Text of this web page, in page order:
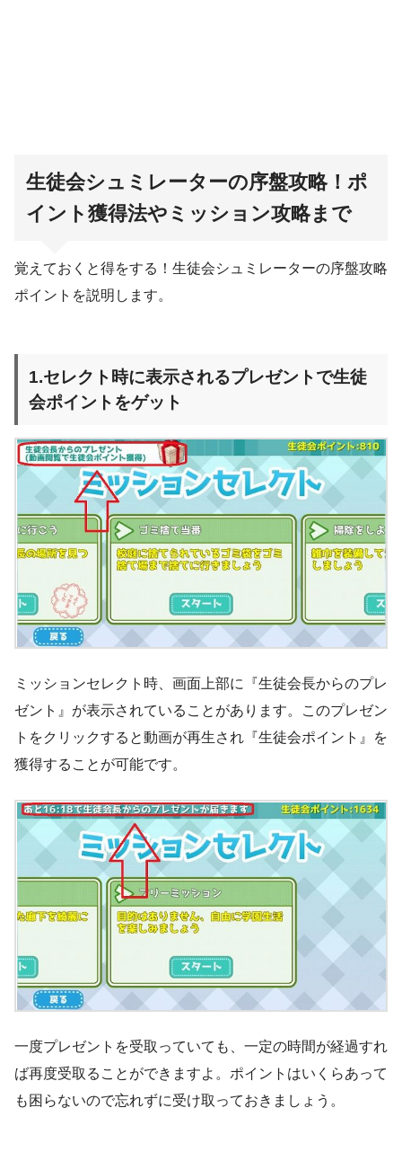
生徒会シュミレーターの序盤攻略！ポ
イント獲得法やミッション攻略まで
覚えておくと得をする！生徒会シュミレーターの序盤攻略
ポイントを説明します。
1.セレクト時に表示されるプレゼントで生徒
会ポイントをゲット
ミッションセレクト時、画面上部に『生徒会長からのプレ
ゼント』が表示されていることがあります。このプレゼン
トをクリックすると動画が再生され『生徒会ポイント』を
獲得することが可能です。
一度プレゼントを受取っていても、一定の時間が経過すれ
ば再度受取ることができますよ。ポイントはいくらあって
も困らないので忘れずに受け取っておきましょう。